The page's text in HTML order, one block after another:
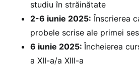
studiu în străinătate
2-6 iunie 2025: Înscrierea
probele scrise ale primei
6 iunie 2025: Încheierea
a XII-a/a XIII-a